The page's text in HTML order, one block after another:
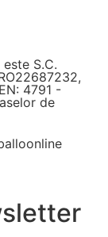
S.C.
4791 -
de